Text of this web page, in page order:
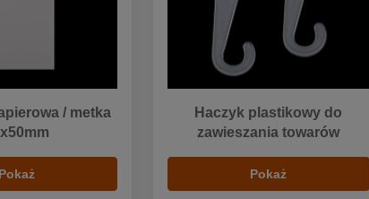
/ metka
Pokaż
Haczyk plastikowy do
zawieszania towarów
Pokaż